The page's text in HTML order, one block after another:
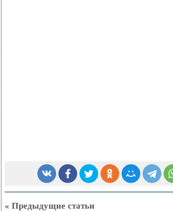
« Предыдущие статьи